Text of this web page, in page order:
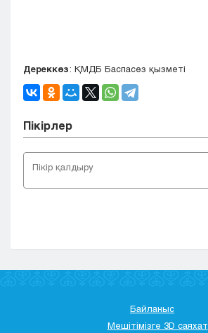
Дереккөз: ҚМДБ Баспасөз қызметі
Пікірлер
Байланыс
Мешітімізге 3D саяхат